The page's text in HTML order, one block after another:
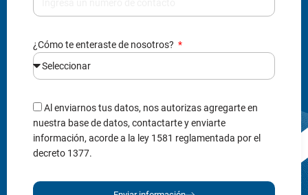
Al enviarnos tus datos, nos autorizas agregarte en
nuestra base de datos, contactarte y enviarte
información, acorde a la ley 1581 reglamentada por el
Enviar información